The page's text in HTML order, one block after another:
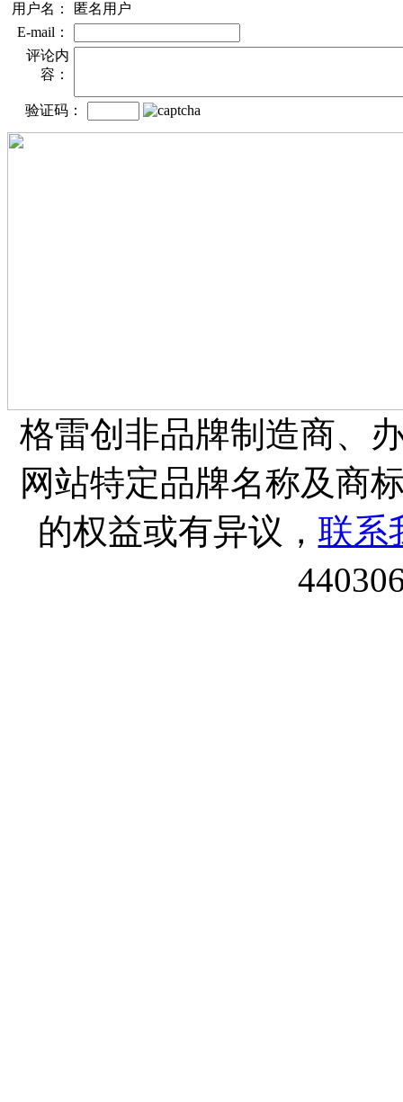
用户名：
匿名用户
E-mail：
评论内
容：
验证码：
格雷创非品牌制造商、
网站特定品牌名称及商
的权益或有异议， 联系